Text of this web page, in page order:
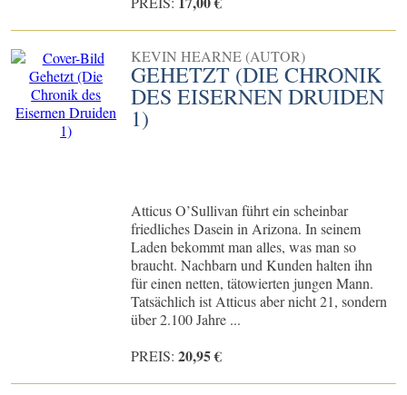
KEVIN HEARNE (AUTOR)
GEHETZT (DIE CHRONIK
DES EISERNEN DRUIDEN
1)
Atticus O’Sullivan führt ein scheinbar
friedliches Dasein in Arizona. In seinem
Laden bekommt man alles, was man so
braucht. Nachbarn und Kunden halten ihn
für einen netten, tätowierten jungen Mann.
Tatsächlich ist Atticus aber nicht 21, sondern
über 2.100 Jahre ...
PREIS: 20,95 €